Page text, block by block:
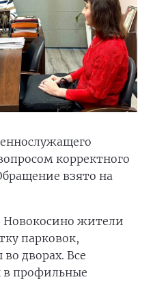
корректного
взято на
Новокосино жители
парковок,
дворах. Все
в профильные